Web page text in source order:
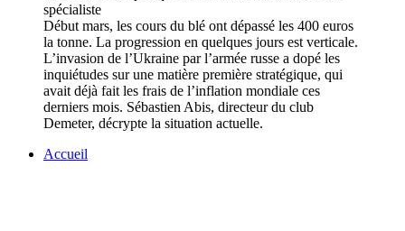
Début mars, les cours du blé ont dépassé les 400 euros
la tonne. La progression en quelques jours est verticale.
L’invasion de l’Ukraine par l’armée russe a dopé les
inquiétudes sur une matière première stratégique, qui
avait déjà fait les frais de l’inflation mondiale ces
derniers mois. Sébastien Abis, directeur du club
Demeter, décrypte la situation actuelle.
Accueil